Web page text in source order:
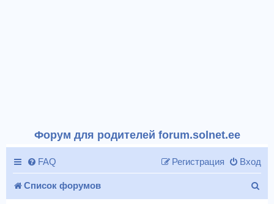
Форум для родителей forum.solnet.ee
FAQ Вход
Регистрация
Список форумов